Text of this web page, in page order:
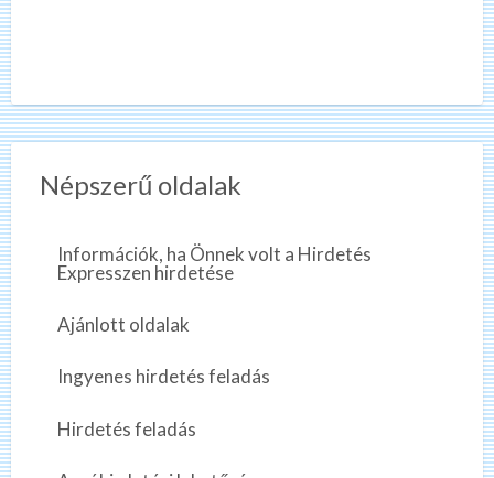
Népszerű oldalak
Információk, ha Önnek volt a Hirdetés
Expresszen hirdetése
Ajánlott oldalak
Ingyenes hirdetés feladás
Hirdetés feladás